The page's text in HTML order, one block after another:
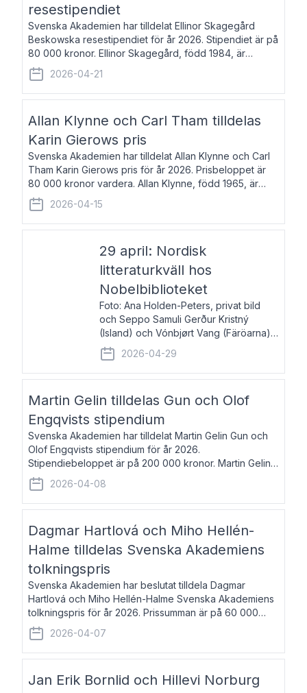
resestipendiet
Svenska Akademien har tilldelat Ellinor Skagegård
Beskowska resestipendiet för år 2026. Stipendiet är på
80 000 kronor. Ellinor Skagegård, född 1984, är
författare, journalist och musiker. Hon skriver
återkommande för Svenska Dagbladet, Ups
2026-04-21
Allan Klynne och Carl Tham tilldelas
Karin Gierows pris
Svenska Akademien har tilldelat Allan Klynne och Carl
Tham Karin Gierows pris för år 2026. Prisbeloppet är
80 000 kronor vardera. Allan Klynne, född 1965, är
arkeolog, författare, översättare och fil.dr i antikens
kultur och samhällsliv. Ut
2026-04-15
29 april: Nordisk
litteraturkväll hos
Nobelbiblioteket
Foto: Ana Holden-Peters, privat bild
och Seppo Samuli Gerður Kristný
(Island) och Vónbjørt Vang (Färöarna)
läser ur sina verk och samtalar med
John Swedenmark. De läser upp på
färöiska, isländska och svenska och
2026-04-29
Martin Gelin tilldelas Gun och Olof
Engqvists stipendium
Svenska Akademien har tilldelat Martin Gelin Gun och
Olof Engqvists stipendium för år 2026.
Stipendiebeloppet är på 200 000 kronor. Martin Gelin,
född 1978, är journalist och författare. Han lever
numera i Paris men var under många år bosat
2026-04-08
Dagmar Hartlová och Miho Hellén-
Halme tilldelas Svenska Akademiens
tolkningspris
Svenska Akademien har beslutat tilldela Dagmar
Hartlová och Miho Hellén-Halme Svenska Akademiens
tolkningspris för år 2026. Prissumman är på 60 000
kronor var. Dagmar Hartlová, född 1951, översätter
huvudsakligen från svenska till tjeckiska
2026-04-07
Jan Erik Bornlid och Hillevi Norburg